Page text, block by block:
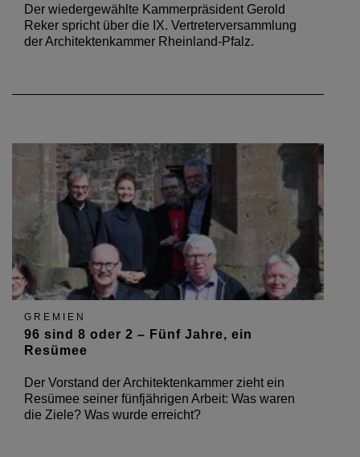
Der wiedergewählte Kammerpräsident Gerold
Reker spricht über die IX. Vertreterversammlung
der Architektenkammer Rheinland-Pfalz.
GREMIEN
96 sind 8 oder 2 – Fünf Jahre, ein
Resümee
Der Vorstand der Architektenkammer zieht ein
Resümee seiner fünfjährigen Arbeit: Was waren
die Ziele? Was wurde erreicht?